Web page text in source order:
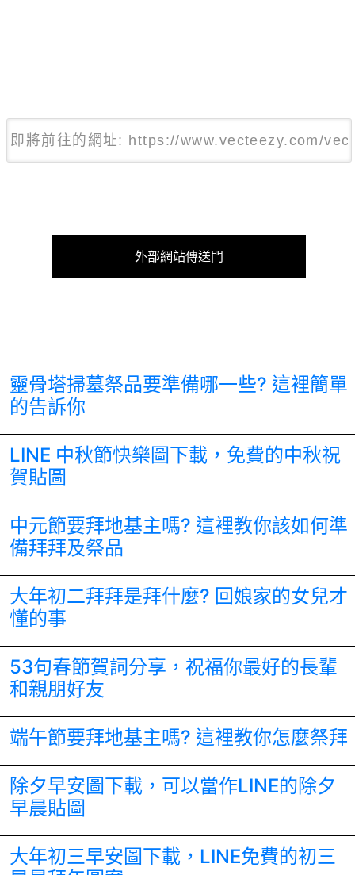
外部網站傳送門
靈骨塔掃墓祭品要準備哪一些? 這裡簡單
的告訴你
LINE 中秋節快樂圖下載，免費的中秋祝
賀貼圖
中元節要拜地基主嗎? 這裡教你該如何準
備拜拜及祭品
大年初二拜拜是拜什麼? 回娘家的女兒才
懂的事
53句春節賀詞分享，祝福你最好的長輩
和親朋好友
端午節要拜地基主嗎? 這裡教你怎麼祭拜
除夕早安圖下載，可以當作LINE的除夕
早晨貼圖
大年初三早安圖下載，LINE免費的初三